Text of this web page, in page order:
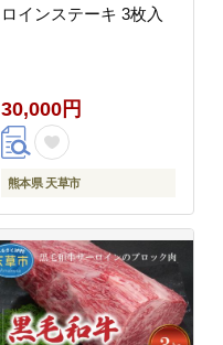
ロインステーキ 3枚入
30,000円
熊本県 天草市